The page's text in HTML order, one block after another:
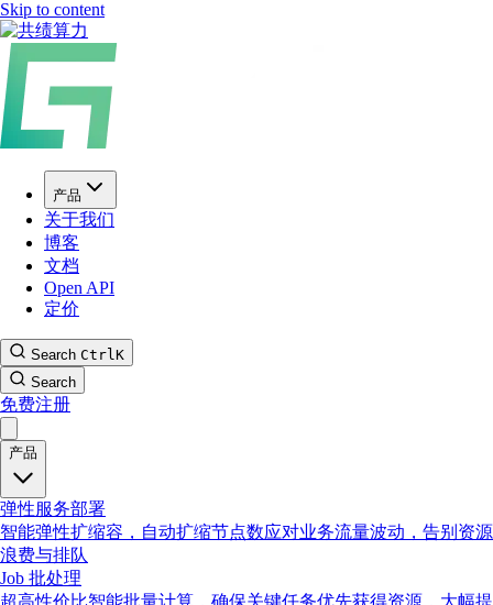
Skip to content
产品
关于我们
博客
文档
Open API
定价
Search CtrlK
Search
免费注册
产品
弹性服务部署
智能弹性扩缩容，自动扩缩节点数应对业务流量波动，告别资源
浪费与排队
Job 批处理
超高性价比智能批量计算，确保关键任务优先获得资源，大幅提